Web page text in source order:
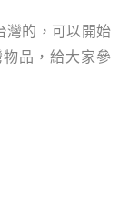
灣的，可以開始
品，給大家參